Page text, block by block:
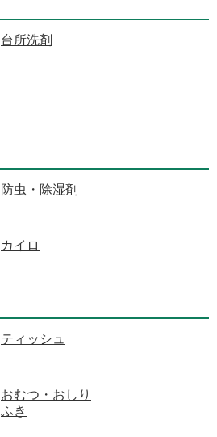
台所洗剤
防虫・除湿剤
カイロ
ティッシュ
おむつ・おしり
ふき